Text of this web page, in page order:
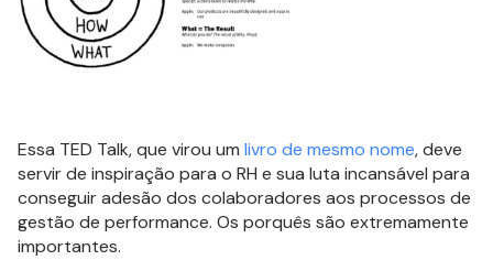
Essa TED Talk, que virou um livro de mesmo nome, deve
servir de inspiração para o RH e sua luta incansável para
conseguir adesão dos colaboradores aos processos de
gestão de performance. Os porquês são extremamente
importantes.